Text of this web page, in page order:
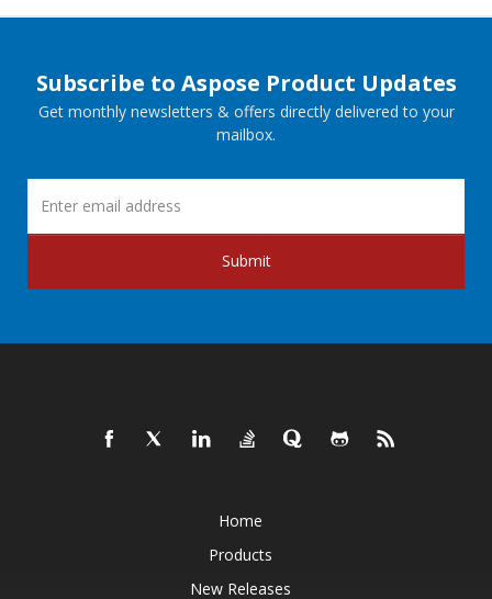
Subscribe to Aspose Product Updates
Get monthly newsletters & offers directly delivered to your
mailbox.
Submit
Home
Products
New Releases